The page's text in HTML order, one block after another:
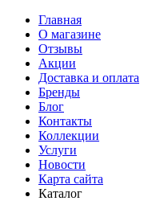
Главная
О магазине
Отзывы
Акции
Доставка и оплата
Бренды
Блог
Контакты
Коллекции
Услуги
Новости
Карта сайта
Каталог